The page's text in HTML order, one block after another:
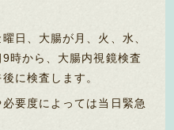
日、大腸が月、火、水、
時から、大腸内視鏡検査
に検査します。
要度によっては当日緊急